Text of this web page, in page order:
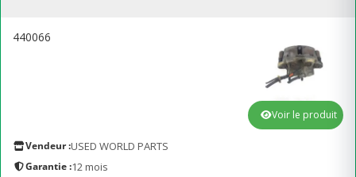
440066
Vendeur :USED WORLD PARTS
Garantie :12 mois
Voir le produit